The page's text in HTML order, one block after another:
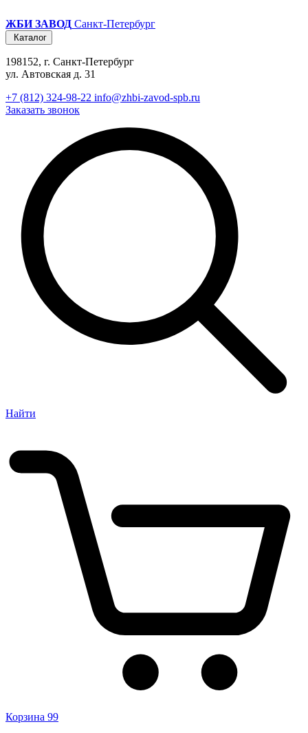
ЖБИ ЗАВОД Санкт-Петербург
Каталог
198152, г. Санкт-Петербург
ул. Автовская д. 31
+7 (812) 324-98-22 info@zhbi-zavod-spb.ru
Заказать звонок
Найти
Корзина 99